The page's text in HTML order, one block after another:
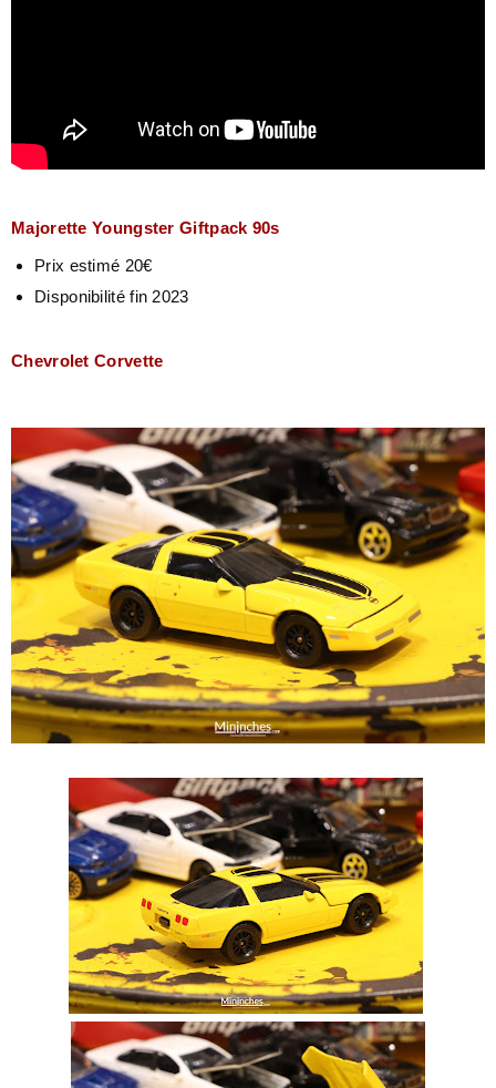
Majorette Youngster Giftpack 90s
Prix estimé 20€
Disponibilité fin 2023
Chevrolet Corvette